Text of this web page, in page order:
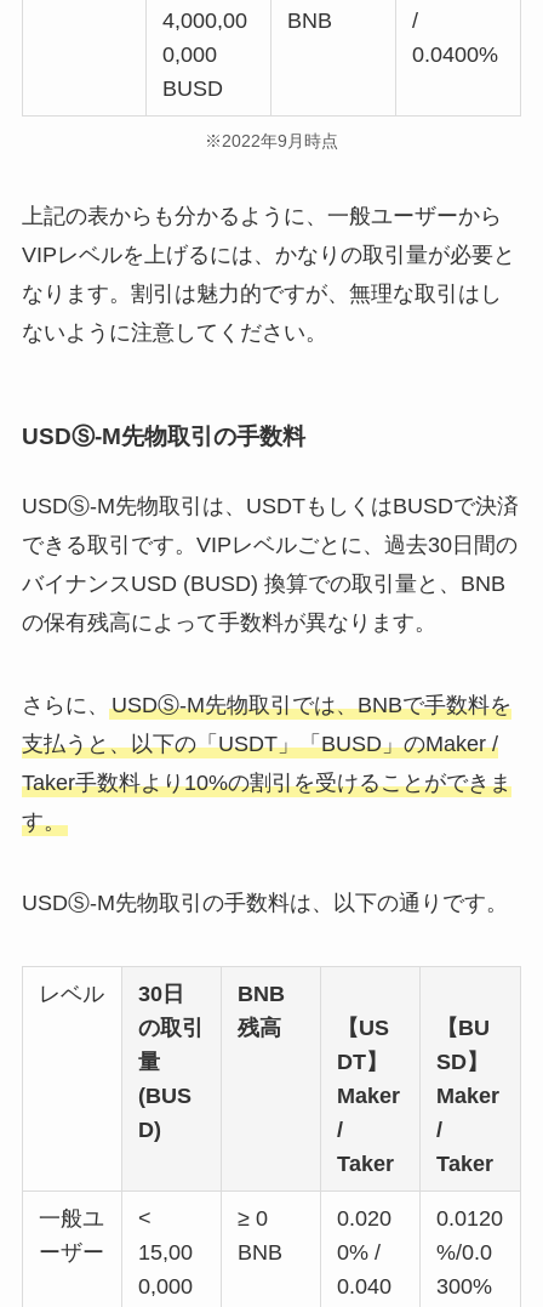
4,000,00
0,000
BUSD
BNB
/
0.0400%
※2022年9月時点
上記の表からも分かるように、一般ユーザーから
VIPレベルを上げるには、かなりの取引量が必要と
なります。割引は魅力的ですが、無理な取引はし
ないように注意してください。
USDⓈ-M先物取引の手数料
USDⓈ-M先物取引は、USDTもしくはBUSDで決済
できる取引です。VIPレベルごとに、過去30日間の
バイナンスUSD (BUSD) 換算での取引量と、BNB
の保有残高によって手数料が異なります。
さらに、 USDⓈ-M先物取引では、BNBで手数料を
支払うと、以下の「USDT」「BUSD」のMaker /
Taker手数料より10%の割引を受けることができま
す。
USDⓈ-M先物取引の手数料は、以下の通りです。
レベル
30日
の取引
量
(BUS
D)
BNB
残高
【US
DT】
Maker
/
Taker
【BU
SD】
Maker
/
Taker
一般ユ
ーザー
<
15,00
0,000
≥ 0
BNB
0.020
0% /
0.040
0.0120
%/0.0
300%